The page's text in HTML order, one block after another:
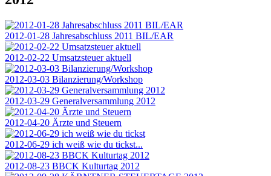
2012-01-28 Jahresabschluss 2011 BIL/EAR
2012-02-22 Umsatzsteuer aktuell
2012-03-03 Bilanzierung/Workshop
2012-03-29 Generalversammlung 2012
2012-04-20 Ärzte und Steuern
2012-06-29 ich weiß wie du tickst...
2012-08-23 BBCK Kulturtag 2012